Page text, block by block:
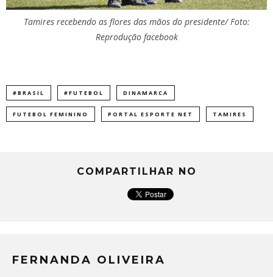
Tamires recebendo as flores das mãos do presidente/ Foto:
Reprodução facebook
#BRASIL #FUTEBOL DINAMARCA
FUTEBOL FEMININO PORTAL ESPORTE NET TAMIRES
COMPARTILHAR NO
FERNANDA OLIVEIRA